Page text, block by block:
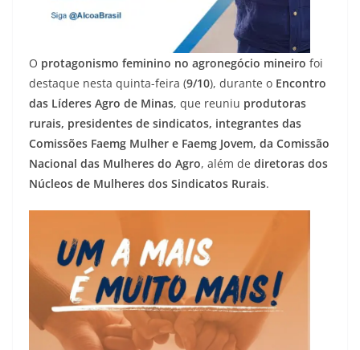
O protagonismo feminino no agronegócio mineiro foi
destaque nesta quinta-feira (9/10), durante o Encontro
das Líderes Agro de Minas, que reuniu produtoras
rurais, presidentes de sindicatos, integrantes das
Comissões Faemg Mulher e Faemg Jovem, da Comissão
Nacional das Mulheres do Agro, além de diretoras dos
Núcleos de Mulheres dos Sindicatos Rurais.